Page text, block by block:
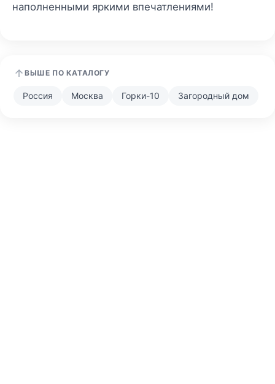
наполненными яркими впечатлениями!
ВЫШЕ ПО КАТАЛОГУ
Россия Москва Горки-10 Загородный дом